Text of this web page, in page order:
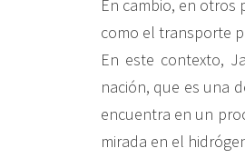
En cambio, en otros
como el transporte
En este contexto,
nación, que es una
encuentra en un
mirada en el